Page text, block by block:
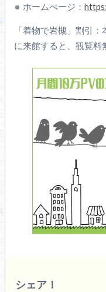
ホームぺージ：
「着物で岩槻」割引
に来館すると、観覧料
シェア！